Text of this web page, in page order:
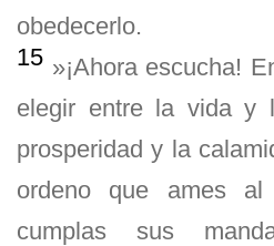
obedecerlo.
15 »¡Ahora escucha!
elegir entre la vida y
prosperidad y la
ordeno que ames
cumplas sus